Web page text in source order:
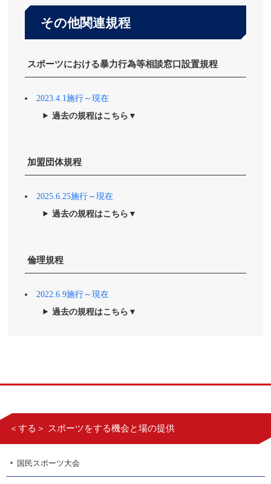
その他関連規程
スポーツにおける暴力行為等相談窓口設置規程
2023.4.1施行～現在
過去の規程はこちら▼
加盟団体規程
2025.6.25施行～現在
過去の規程はこちら▼
倫理規程
2022.6.9施行～現在
過去の規程はこちら▼
＜する＞ スポーツをする機会と場の提供
国民スポーツ大会